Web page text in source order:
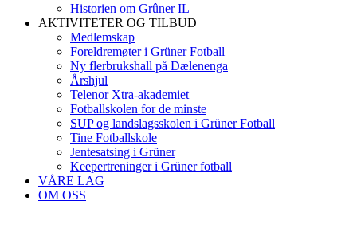
Historien om Grûner IL
AKTIVITETER OG TILBUD
Medlemskap
Foreldremøter i Grüner Fotball
Ny flerbrukshall på Dælenenga
Årshjul
Telenor Xtra-akademiet
Fotballskolen for de minste
SUP og landslagsskolen i Grüner Fotball
Tine Fotballskole
Jentesatsing i Grüner
Keepertreninger i Grüner fotball
VÅRE LAG
OM OSS